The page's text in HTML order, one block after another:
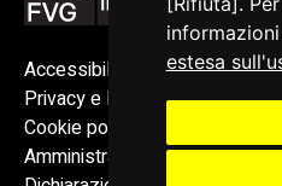
estesa
Accessibilità
Privacy e Note legali
Cookie policy
Amministrazione trasparente